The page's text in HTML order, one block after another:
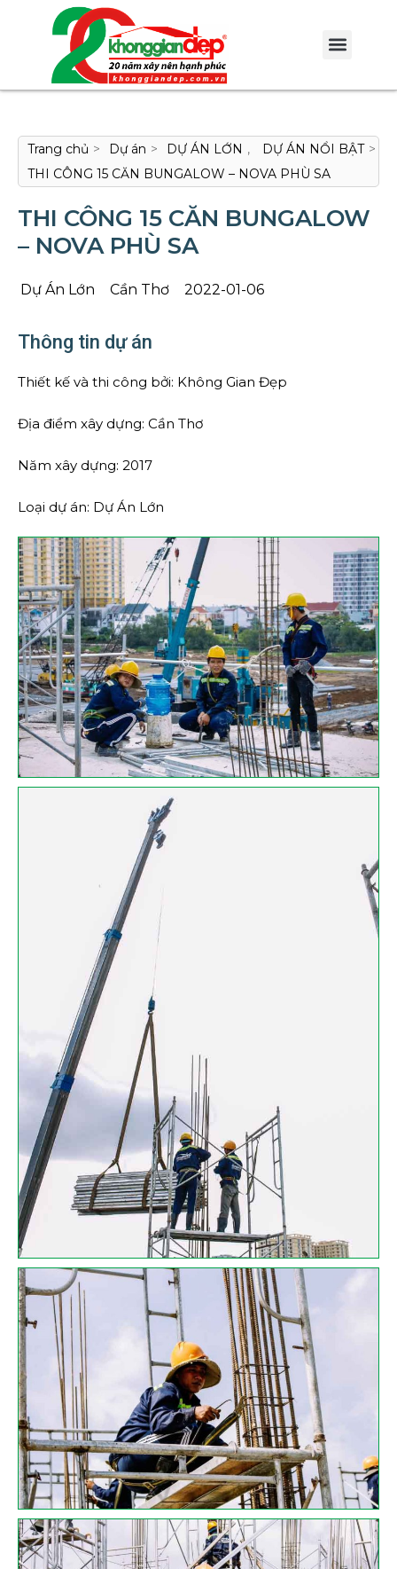
Trang chủ > Dự án > DỰ ÁN LỚN , DỰ ÁN NỔI BẬT >
THI CÔNG 15 CĂN BUNGALOW – NOVA PHÙ SA
THI CÔNG 15 CĂN BUNGALOW
– NOVA PHÙ SA
Dự Án Lớn Cần Thơ 2022-01-06
Thông tin dự án
Thiết kế và thi công bởi: Không Gian Đẹp
Địa điểm xây dựng: Cần Thơ
Năm xây dựng: 2017
Loại dự án: Dự Án Lớn